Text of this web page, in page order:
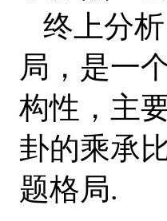
终上分
局，是一
构性，主
卦的乘承
题格局.